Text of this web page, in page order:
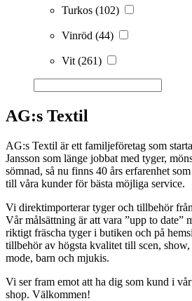
Turkos (102)
Vinröd (44)
Vit (261)
AG:s Textil
AG:s Textil är ett familjeföretag som
Jansson som länge jobbat med tyger,
sömnad, så nu finns 40 års erfarenhet
till våra kunder för bästa möjliga service.
Vi direktimporterar tyger och tillbehör
Vår målsättning är att vara ”upp to date”
riktigt fräscha tyger i butiken och på
tillbehör av högsta kvalitet till scen,
mode, barn och mjukis.
Vi ser fram emot att ha dig som kund i
shop. Välkommen!